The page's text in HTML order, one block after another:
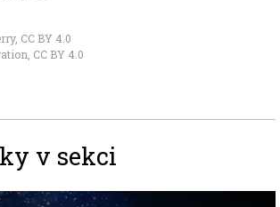
, CC BY 4.0
CC BY 4.0
v sekci